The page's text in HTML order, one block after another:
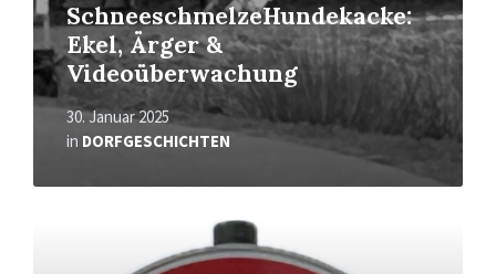
SchneeschmelzeHundekacke:
Ekel, Ärger &
Videoüberwachung
30. Januar 2025
in DORFGESCHICHTEN